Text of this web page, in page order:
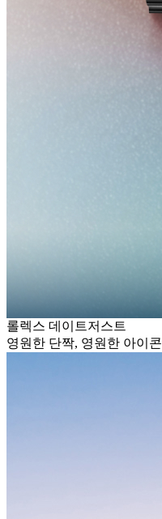
롤렉스 데이트저스트
영원한 단짝, 영원한 아이콘